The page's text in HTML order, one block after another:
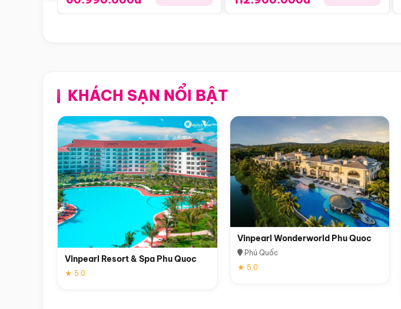
KHÁCH SẠN NỔI BẬT
Vinpearl Resort & Spa Phu Quoc
★ 5.0
Vinpearl Wonderworld Phu Quoc
Phú Quốc
★ 5.0